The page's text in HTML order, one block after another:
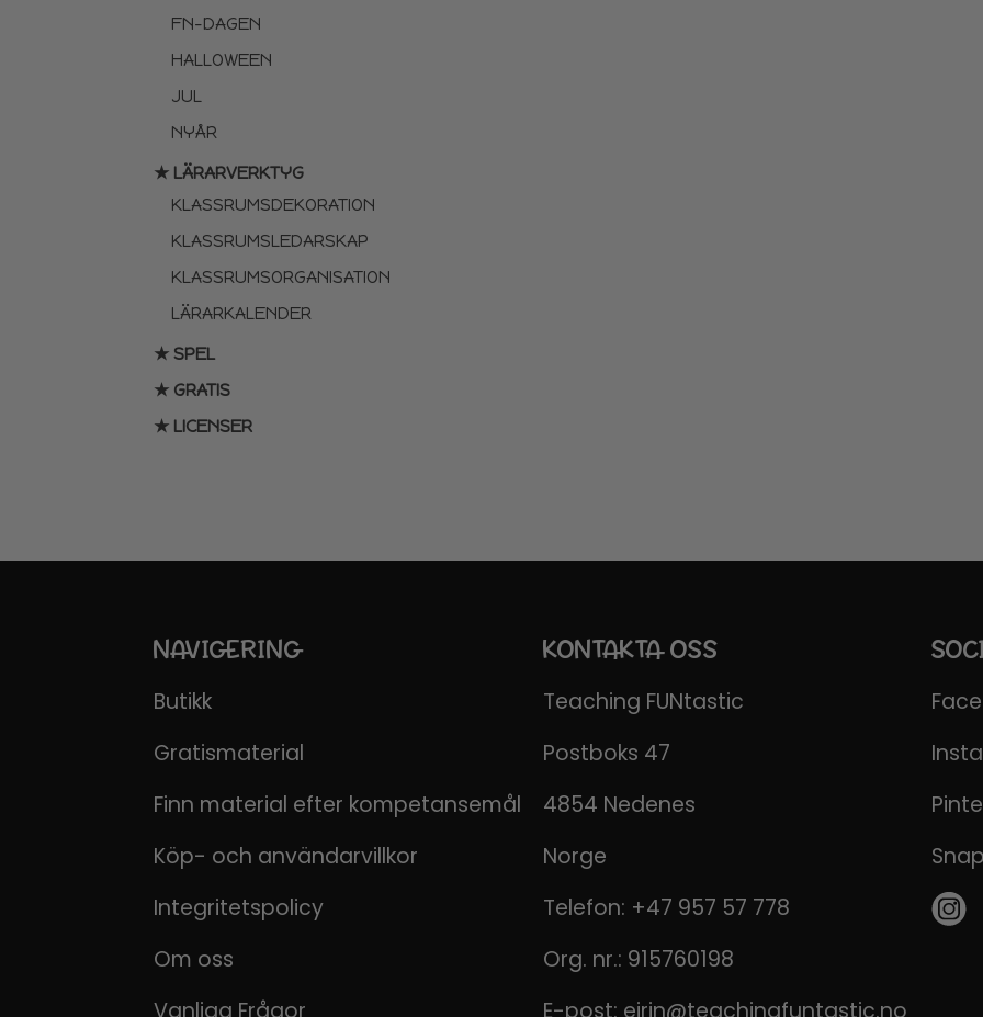
FN-DAGEN
HALLOWEEN
JUL
NYÅR
★ LÄRARVERKTYG
KLASSRUMSDEKORATION
KLASSRUMSLEDARSKAP
KLASSRUMSORGANISATION
LÄRARKALENDER
★ SPEL
★ GRATIS
★ LICENSER
NAVIGERING
Butikk
Gratismaterial
Finn material efter kompetansemål
Köp- och användarvillkor
Integritetspolicy
Om oss
Vanliga Frågor
KONTAKTA OSS
Teaching FUNtastic
Postboks 47
4854 Nedenes
Norge
Telefon: +47 957 57 778
Org. nr.: 915760198
E-post: eirin@teachingfuntastic.no